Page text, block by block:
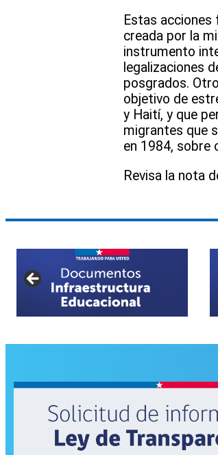
Estas
creada por la
instrumento
legalizaciones
posgrados.
objetivo de
y Haití, y que
migrantes que
en 1984, sobre
Revisa la nota